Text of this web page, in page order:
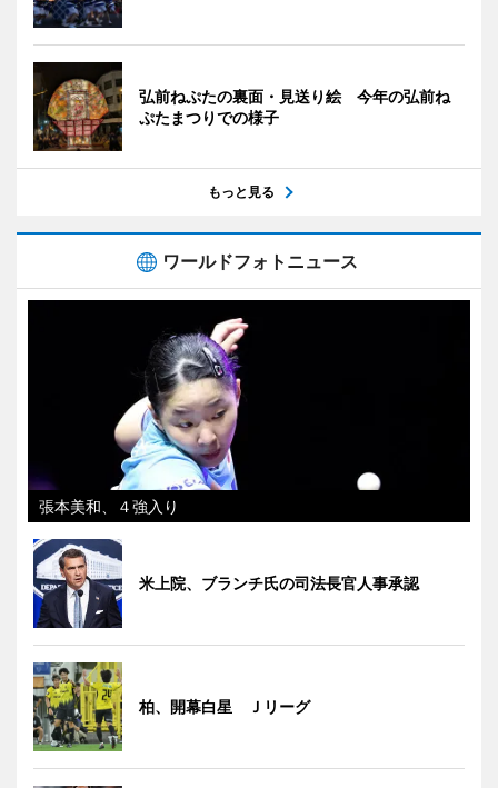
弘前ねぷたの裏面・見送り絵 今年の弘前ね
ぷたまつりでの様子
もっと見る
ワールドフォトニュース
張本美和、４強入り
米上院、ブランチ氏の司法長官人事承認
柏、開幕白星 Ｊリーグ